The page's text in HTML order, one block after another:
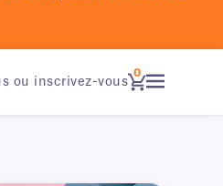
ou inscrivez-vous
0